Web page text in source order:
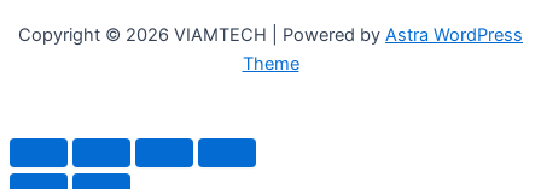
Copyright © 2026 VIAMTECH | Powered by Astra WordPress
Theme